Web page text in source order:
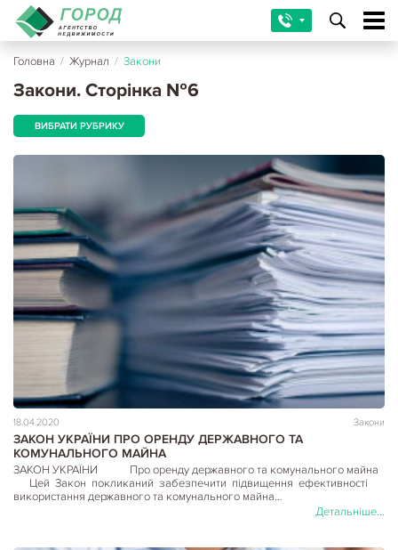
Головна / Журнал / Закони
Закони. Сторінка №6
ВИБРАТИ РУБРИКУ
18.04.2020 Закони
ЗАКОН УКРАЇНИ ПРО ОРЕНДУ ДЕРЖАВНОГО ТА
КОМУНАЛЬНОГО МАЙНА
ЗАКОН УКРАЇНИ Про оренду державного та комунального майна
Цей Закон покликаний забезпечити підвищення ефективності
використання державного та комунального майна…
Детальніше...